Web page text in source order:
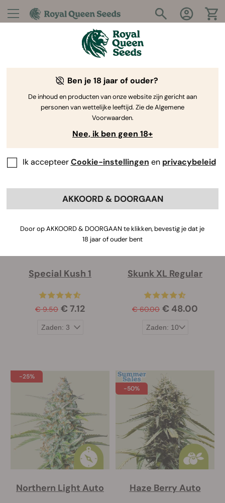
RQS Outlet: Cannabiszaden & accessoires met
korting
-25%
Special Kush 1
€ 9.50 € 7.12
-20%
Skunk XL Regular
€ 60.00 € 48.00
-25%
Northern Light Auto
-50%
Haze Berry Auto
Ben je 18 jaar of ouder?
De inhoud en producten van onze website zijn gericht aan
personen van wettelijke leeftijd. Zie de Algemene
Voorwaarden.
Nee, ik ben geen 18+
Ik accepteerCookie-instellingen en privacybeleid
AKKOORD & DOORGAAN
Door op AKKOORD & DOORGAAN te klikken, bevestig je dat je
18 jaar of ouder bent